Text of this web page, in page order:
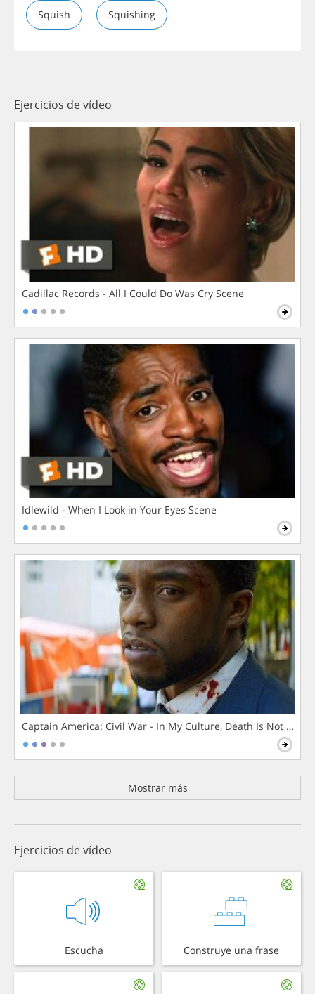
Squish Squishing
Ejercicios de vídeo
Cadillac Records - All I Could Do Was Cry Scene
Idlewild - When I Look in Your Eyes Scene
Captain America: Civil War - In My Culture, Death Is Not The
Mostrar más
Ejercicios de vídeo
Escucha Construye una frase